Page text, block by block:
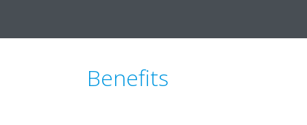
Benefits